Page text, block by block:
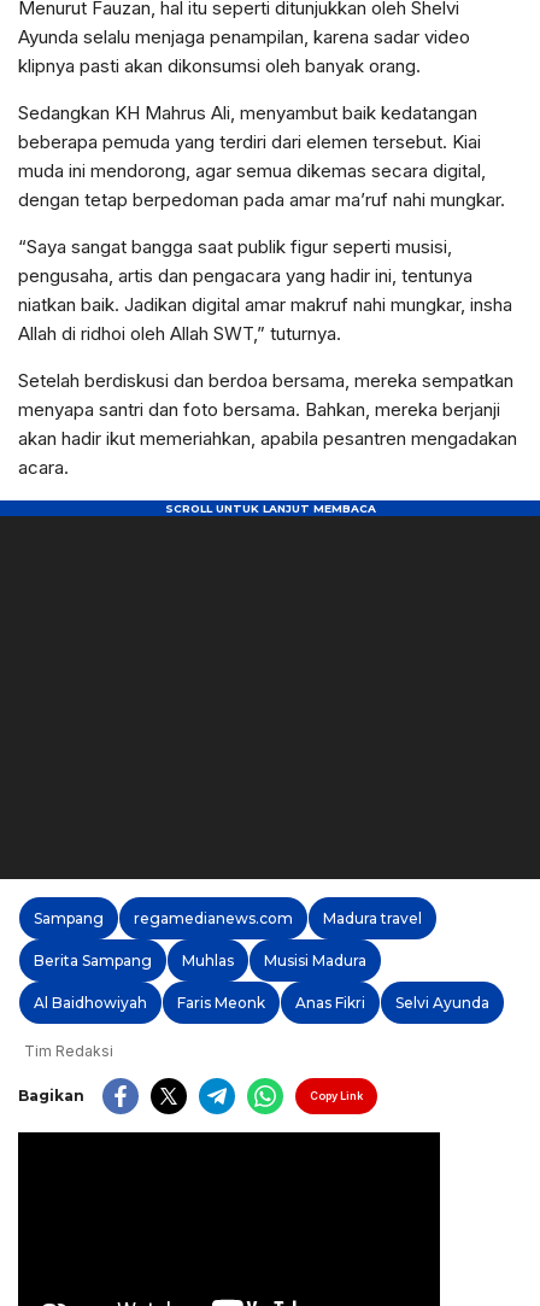
Menurut Fauzan, hal itu seperti ditunjukkan oleh Shelvi
Ayunda selalu menjaga penampilan, karena sadar video
klipnya pasti akan dikonsumsi oleh banyak orang.
Sedangkan KH Mahrus Ali, menyambut baik kedatangan
beberapa pemuda yang terdiri dari elemen tersebut. Kiai
muda ini mendorong, agar semua dikemas secara digital,
dengan tetap berpedoman pada amar ma’ruf nahi mungkar.
“Saya sangat bangga saat publik figur seperti musisi,
pengusaha, artis dan pengacara yang hadir ini, tentunya
niatkan baik. Jadikan digital amar makruf nahi mungkar, insha
Allah di ridhoi oleh Allah SWT,” tuturnya.
Setelah berdiskusi dan berdoa bersama, mereka sempatkan
menyapa santri dan foto bersama. Bahkan, mereka berjanji
akan hadir ikut memeriahkan, apabila pesantren mengadakan
acara.
Sampang regamedianews.com Madura travel
Berita Sampang Muhlas Musisi Madura
Al Baidhowiyah Faris Meonk Anas Fikri Selvi Ayunda
Tim Redaksi
Bagikan Copy Link